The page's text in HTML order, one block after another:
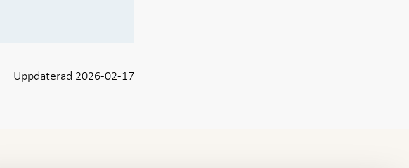
Uppdaterad 2026-02-17